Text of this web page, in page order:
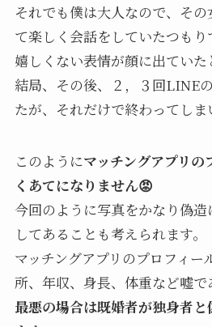
それでも僕は大人なので、そ
て楽しく会話をしていたつもり
嬉しくない表情が顔に出ていた
結局、その後、２，３回LINE
たが、それだけで終わってしま
このようにマッチングアプリ
くあてになりません😡
今回のように写真をかなり偽
してあることも考えられます。
マッチングアプリのプロフィー
所、年収、身長、体重など嘘で
最悪の場合は既婚者が独身者